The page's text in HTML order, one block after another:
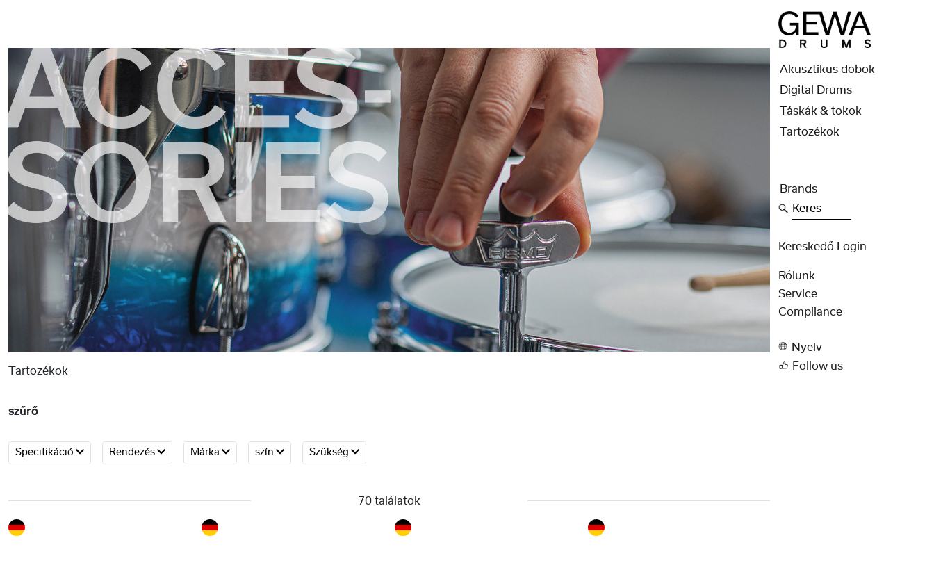
Tartozékok
szűrő
Specifikáció Rendezés Márka szín Szükség
70 találatok
Akusztikus dobok
Digital Drums
Táskák & tokok
Tartozékok
Brands
Keres
Kereskedő Login
Rólunk
Service
Compliance
Nyelv
Follow us